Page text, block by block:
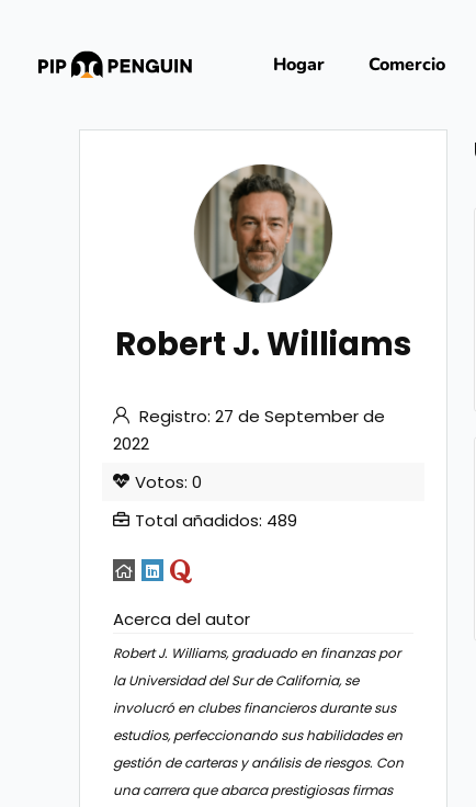
Hogar Comercio
Robert J. Williams
Registro: 27 de September de
2022
Votos: 0
Total añadidos: 489
Acerca del autor
Robert J. Williams, graduado en finanzas por
la Universidad del Sur de California, se
involucró en clubes financieros durante sus
estudios, perfeccionando sus habilidades en
gestión de carteras y análisis de riesgos. Con
una carrera que abarca prestigiosas firmas